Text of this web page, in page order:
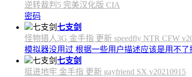
逆转裁判5 完美汉化版 CIA
密码
七支剑
怪物猎人3G 金手指 更新 speedfly NTR CFW
模拟器没用过 根据一些用户描述应该是用不
七支剑
挺进地牢 金手指 更新 gayfriend SX v20210915